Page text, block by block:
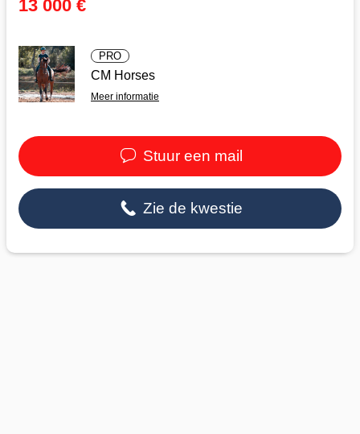
13 000 €
PRO
CM Horses
Meer informatie
Stuur een mail
Zie de kwestie